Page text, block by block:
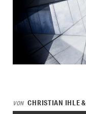
VON CHRISTIAN IHLE